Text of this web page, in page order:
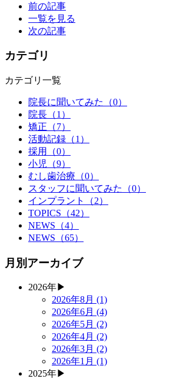
前の記事
一覧を見る
次の記事
カテゴリ
カテゴリ一覧
院長に聞いてみた
（0）
院長 （1）
矯正 （7）
活動記録 （1）
採用
（0）
小児
（9）
むし歯治療 （0）
スタッフに聞いてみた
（0）
インプラント
（2）
TOPICS （42）
NEWS （4）
NEWS （65）
月別アーカイブ
2026年▶
2026年8月 (1)
2026年6月 (4)
2026年5月 (2)
2026年4月 (2)
2026年3月 (2)
2026年1月 (1)
2025年▶